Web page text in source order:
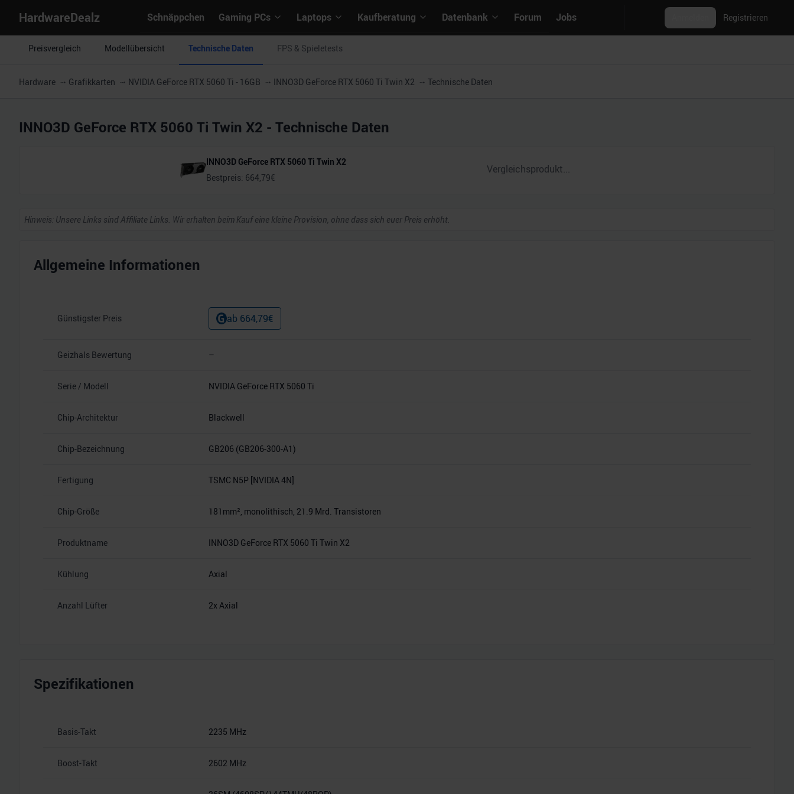
HardwareDealz Schnäppchen Gaming PCs Laptops Kaufberatung Datenbank Forum Jobs Registrieren
Preisvergleich Modellübersicht Technische Daten FPS & Spieletests
Hardware Grafikkarten NVIDIA GeForce RTX 5060 Ti - 16GB INNO3D GeForce RTX 5060 Ti Twin X2 Technische Daten
INNO3D GeForce RTX 5060 Ti Twin X2 - Technische Daten
INNO3D GeForce RTX 5060 Ti Twin X2
Bestpreis: 664,79€
Hinweis: Unsere Links sind Affiliate Links. Wir erhalten beim Kauf eine kleine Provision, ohne dass sich euer Preis erhöht.
Allgemeine Informationen
Günstigster Preis ab 664,79€
Geizhals Bewertung –
Serie / Modell NVIDIA GeForce RTX 5060 Ti
Chip-Architektur Blackwell
Chip-Bezeichnung GB206 (GB206-300-A1)
Fertigung TSMC N5P [NVIDIA 4N]
Chip-Größe 181mm², monolithisch, 21.9 Mrd. Transistoren
Produktname INNO3D GeForce RTX 5060 Ti Twin X2
Kühlung Axial
Anzahl Lüfter 2x Axial
Spezifikationen
Basis-Takt 2235 MHz
Boost-Takt 2602 MHz